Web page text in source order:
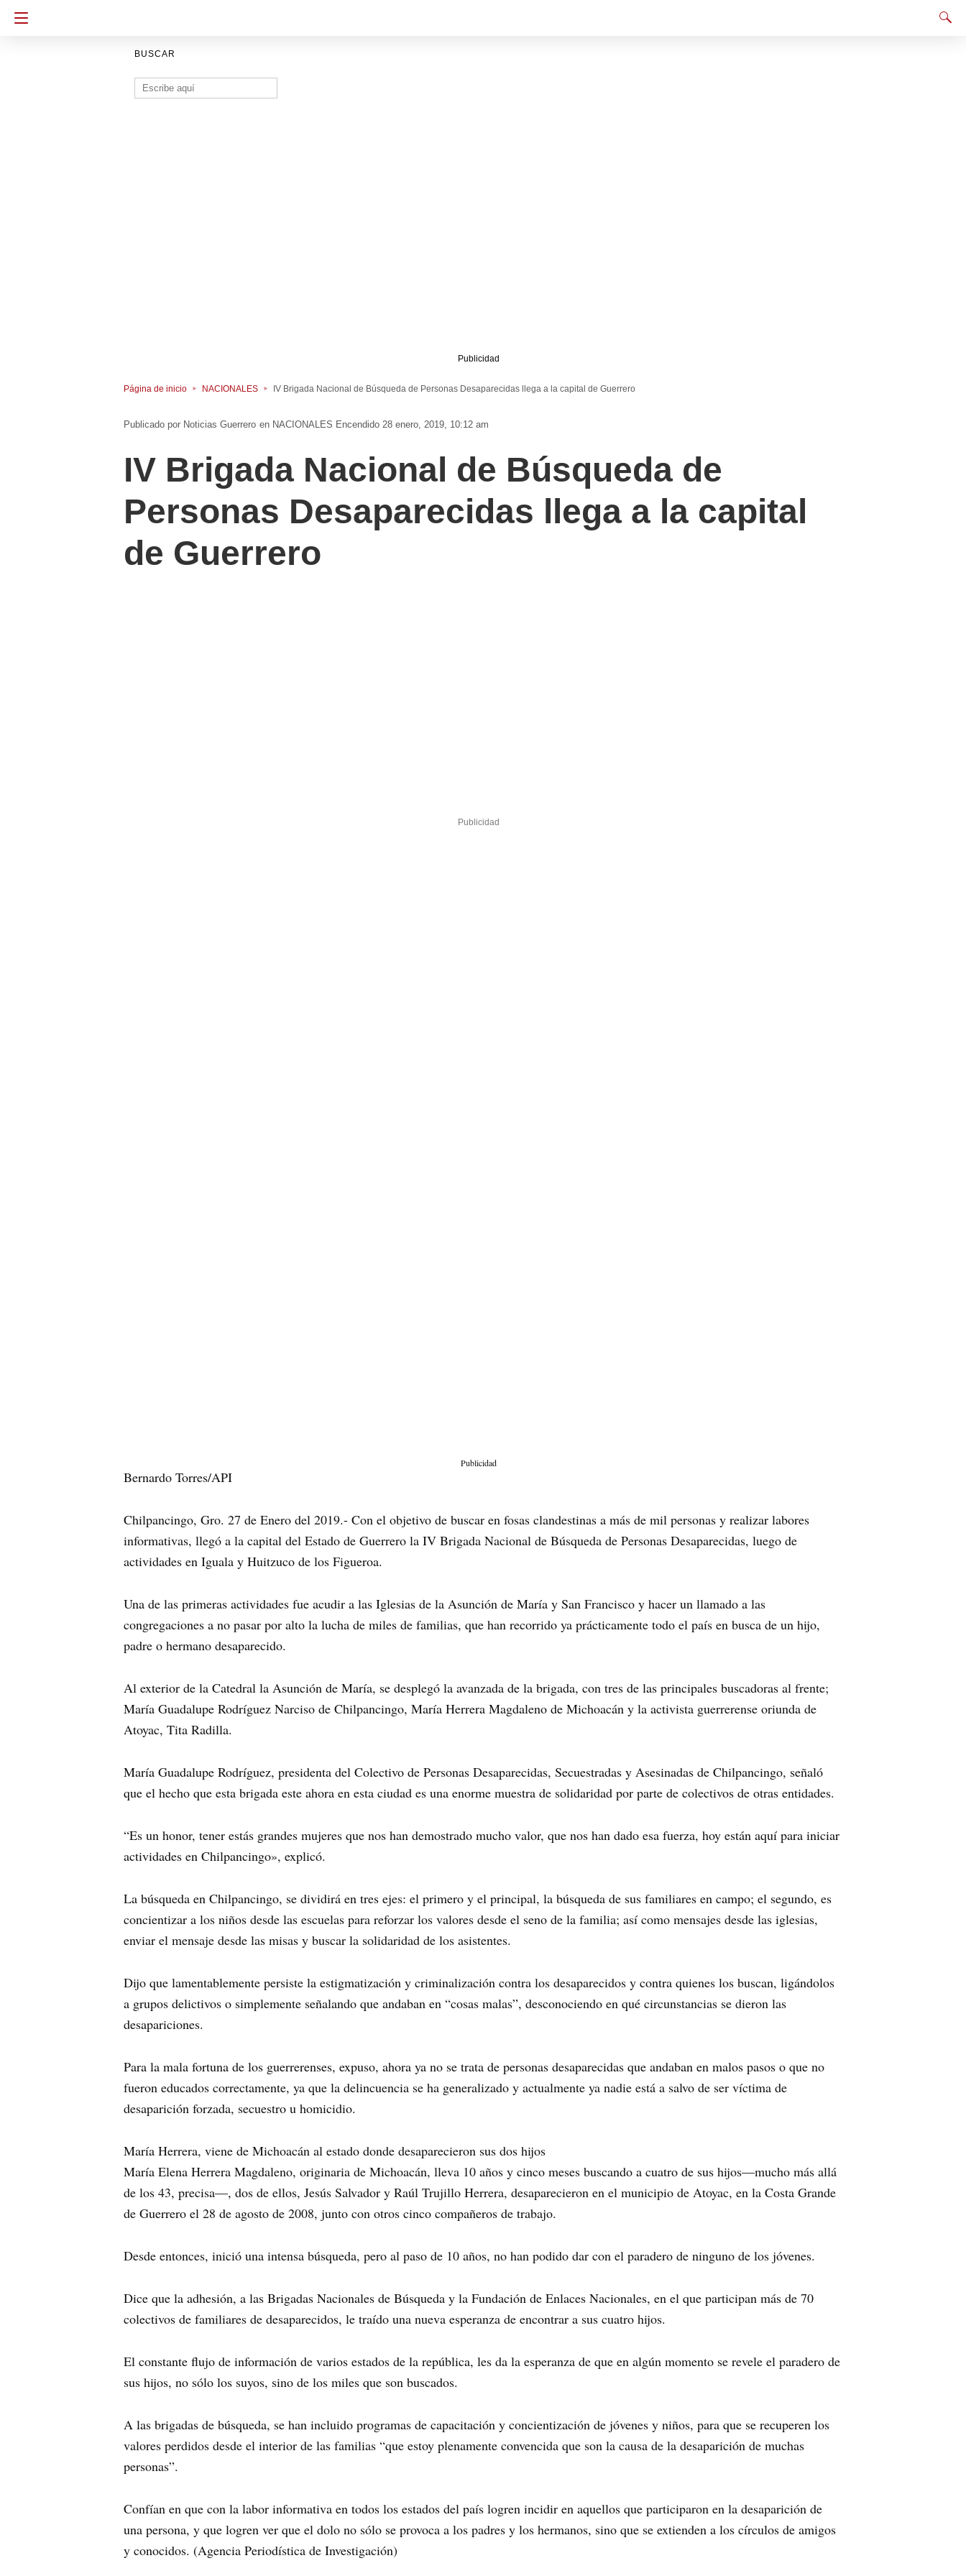
BUSCAR
Buscar:
Publicidad
Página de inicio NACIONALES IV Brigada Nacional de Búsqueda de Personas Desaparecidas llega a la capital de Guerrero
Noticias Guerrero en NACIONALES Encendido 28 enero, 2019, 10:12 am
IV Brigada Nacional de Búsqueda de
Personas Desaparecidas llega a la capital
de Guerrero
Publicidad
Publicidad
Bernardo Torres/API
Chilpancingo, Gro. 27 de Enero del 2019.- Con el objetivo de buscar en fosas clandestinas a más de mil personas y realizar labores
informativas, llegó a la capital del Estado de Guerrero la IV Brigada Nacional de Búsqueda de Personas Desaparecidas, luego de
actividades en Iguala y Huitzuco de los Figueroa.
Una de las primeras actividades fue acudir a las Iglesias de la Asunción de María y San Francisco y hacer un llamado a las
congregaciones a no pasar por alto la lucha de miles de familias, que han recorrido ya prácticamente todo el país en busca de un hijo,
padre o hermano desaparecido.
Al exterior de la Catedral la Asunción de María, se desplegó la avanzada de la brigada, con tres de las principales buscadoras al frente;
María Guadalupe Rodríguez Narciso de Chilpancingo, María Herrera Magdaleno de Michoacán y la activista guerrerense oriunda de
Atoyac, Tita Radilla.
María Guadalupe Rodríguez, presidenta del Colectivo de Personas Desaparecidas, Secuestradas y Asesinadas de Chilpancingo, señaló
que el hecho que esta brigada este ahora en esta ciudad es una enorme muestra de solidaridad por parte de colectivos de otras entidades.
“Es un honor, tener estás grandes mujeres que nos han demostrado mucho valor, que nos han dado esa fuerza, hoy están aquí para iniciar
actividades en Chilpancingo», explicó.
La búsqueda en Chilpancingo, se dividirá en tres ejes: el primero y el principal, la búsqueda de sus familiares en campo; el segundo, es
concientizar a los niños desde las escuelas para reforzar los valores desde el seno de la familia; así como mensajes desde las iglesias,
enviar el mensaje desde las misas y buscar la solidaridad de los asistentes.
Dijo que lamentablemente persiste la estigmatización y criminalización contra los desaparecidos y contra quienes los buscan, ligándolos
a grupos delictivos o simplemente señalando que andaban en “cosas malas”, desconociendo en qué circunstancias se dieron las
desapariciones.
Para la mala fortuna de los guerrerenses, expuso, ahora ya no se trata de personas desaparecidas que andaban en malos pasos o que no
fueron educados correctamente, ya que la delincuencia se ha generalizado y actualmente ya nadie está a salvo de ser víctima de
desaparición forzada, secuestro u homicidio.
María Herrera, viene de Michoacán al estado donde desaparecieron sus dos hijos
María Elena Herrera Magdaleno, originaria de Michoacán, lleva 10 años y cinco meses buscando a cuatro de sus hijos—mucho más allá
de los 43, precisa—, dos de ellos, Jesús Salvador y Raúl Trujillo Herrera, desaparecieron en el municipio de Atoyac, en la Costa Grande
de Guerrero el 28 de agosto de 2008, junto con otros cinco compañeros de trabajo.
Desde entonces, inició una intensa búsqueda, pero al paso de 10 años, no han podido dar con el paradero de ninguno de los jóvenes.
Dice que la adhesión, a las Brigadas Nacionales de Búsqueda y la Fundación de Enlaces Nacionales, en el que participan más de 70
colectivos de familiares de desaparecidos, le traído una nueva esperanza de encontrar a sus cuatro hijos.
El constante flujo de información de varios estados de la república, les da la esperanza de que en algún momento se revele el paradero de
sus hijos, no sólo los suyos, sino de los miles que son buscados.
A las brigadas de búsqueda, se han incluido programas de capacitación y concientización de jóvenes y niños, para que se recuperen los
valores perdidos desde el interior de las familias “que estoy plenamente convencida que son la causa de la desaparición de muchas
personas”.
Confían en que con la labor informativa en todos los estados del país logren incidir en aquellos que participaron en la desaparición de
una persona, y que logren ver que el dolo no sólo se provoca a los padres y los hermanos, sino que se extienden a los círculos de amigos
y conocidos. (Agencia Periodística de Investigación)